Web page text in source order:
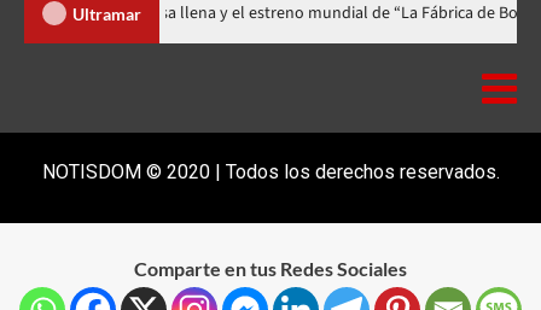
Ultramar
celebra 15 años con una gala a casa llena y el estreno mundial de “La
NOTISDOM © 2020 | Todos los derechos reservados.
Comparte en tus Redes Sociales